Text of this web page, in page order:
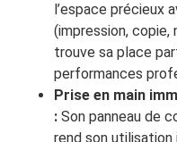
l’espace précieux
(impression, copie,
trouve sa place
performances
Prise en main
: Son panneau de
rend son